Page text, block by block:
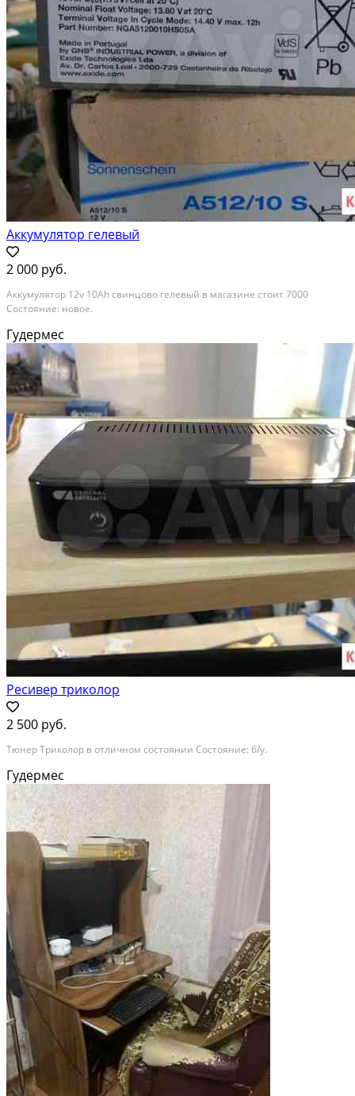
Аккумулятор гелевый
2 000 руб.
Аккумулятор 12v 10Ah свинцово гелевый в магазине стоит 7000
Состояние: новое.
Гудермес
Ресивер триколор
2 500 руб.
Тюнер Триколор в отличном состоянии Состояние: б/у.
Гудермес